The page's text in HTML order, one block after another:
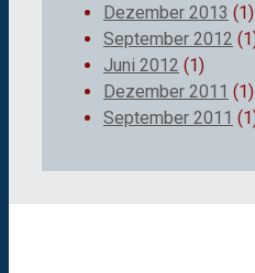
Dezember 2013 (1)
September 2012
Juni 2012 (1)
Dezember 2011 (1)
September 2011